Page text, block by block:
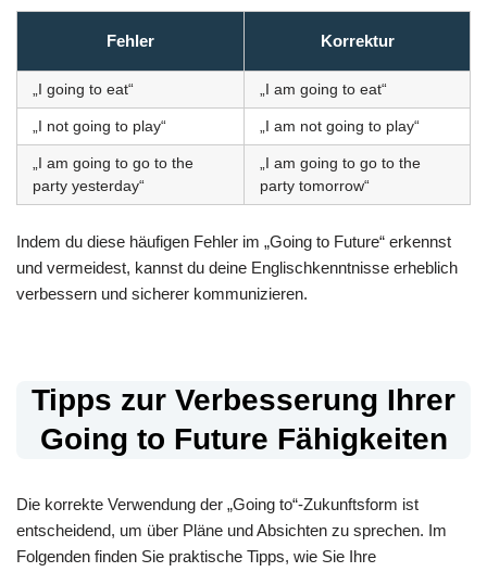
Fehler Korrektur
„I going to eat“ „I am going to eat“
„I not going to play“ „I am not going to play“
„I am going to go to the
party yesterday“
„I am going to go to the
party tomorrow“
Indem du diese häufigen Fehler im „Going to Future“ erkennst
und vermeidest, kannst du deine Englischkenntnisse erheblich
verbessern und sicherer kommunizieren.
Tipps zur Verbesserung Ihrer
Going to Future Fähigkeiten
Die korrekte Verwendung der „Going to“-Zukunftsform ist
entscheidend, um über Pläne und Absichten zu sprechen. Im
Folgenden finden Sie praktische Tipps, wie Sie Ihre